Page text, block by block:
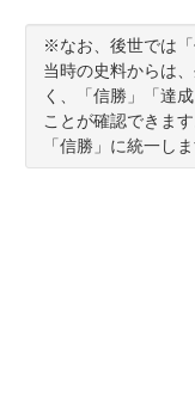
※なお、後世では「
当時の史料からは
く、「信勝」「達
ことが確認できま
「信勝」に統一しま